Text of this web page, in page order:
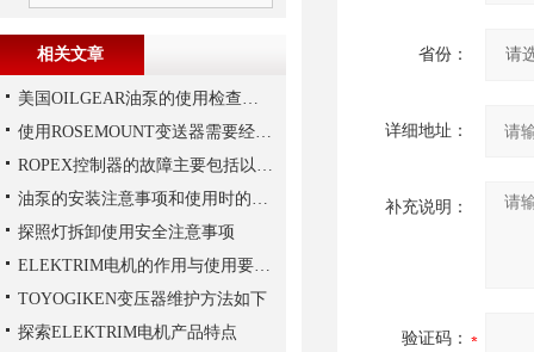
省份：
详细地址：
补充说明：
验证码：
相关文章
美国OILGEAR油泵的使用检查及流程
使用ROSEMOUNT变送器需要经过以下步骤
ROPEX控制器的故障主要包括以下几种情况
油泵的安装注意事项和使用时的维护
探照灯拆卸使用安全注意事项
ELEKTRIM电机的作用与使用要求讲解
TOYOGIKEN变压器维护方法如下
探索ELEKTRIM电机产品特点